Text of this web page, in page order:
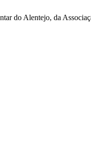
do Alentejo, da